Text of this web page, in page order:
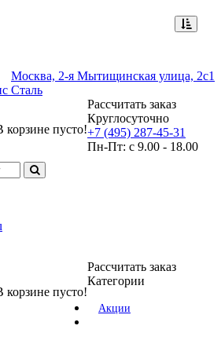
Москва, 2-я Мытищинская улица, 2с1
корзине пусто!
Рассчитать заказ
Круглосуточно
+7 (495) 287-45-31
Пн-Пт: с 9.00 - 18.00
корзине пусто!
Рассчитать заказ
Категории
Акции